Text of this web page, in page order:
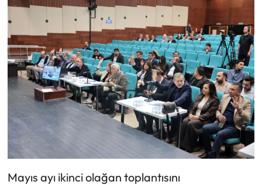
Mayıs ayı ikinci olağan toplantısını